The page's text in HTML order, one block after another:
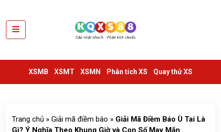
XSMB
XSMN
THỐNG
KÊ
XSMB XSMT XSMN Phân tích XS Quay thử XS
Trang chủ » Giải mã điềm báo » Giải Mã Điềm Báo Ù Tai Là
Gì? Ý Nghĩa Theo Khung Giờ và Con Số May Mắn